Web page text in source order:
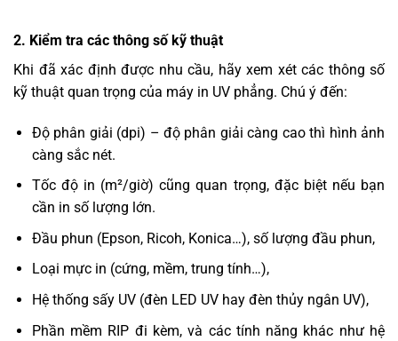
2. Kiểm tra các thông số kỹ thuật
Khi đã xác định được nhu cầu, hãy xem xét các thông số
kỹ thuật quan trọng của máy in UV phẳng. Chú ý đến:
Độ phân giải (dpi) – độ phân giải càng cao thì hình ảnh
càng sắc nét.
Tốc độ in (m²/giờ) cũng quan trọng, đặc biệt nếu bạn
cần in số lượng lớn.
Đầu phun (Epson, Ricoh, Konica…), số lượng đầu phun,
Loại mực in (cứng, mềm, trung tính…),
Hệ thống sấy UV (đèn LED UV hay đèn thủy ngân UV),
Phần mềm RIP đi kèm, và các tính năng khác như hệ